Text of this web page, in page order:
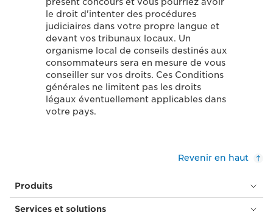
le droit d'intenter des procédures
judiciaires dans votre propre langue et
devant vos tribunaux locaux. Un
organisme local de conseils destinés aux
consommateurs sera en mesure de vous
conseiller sur vos droits. Ces Conditions
générales ne limitent pas les droits
légaux éventuellement applicables dans
votre pays.
Revenir en haut
Produits
Services et solutions